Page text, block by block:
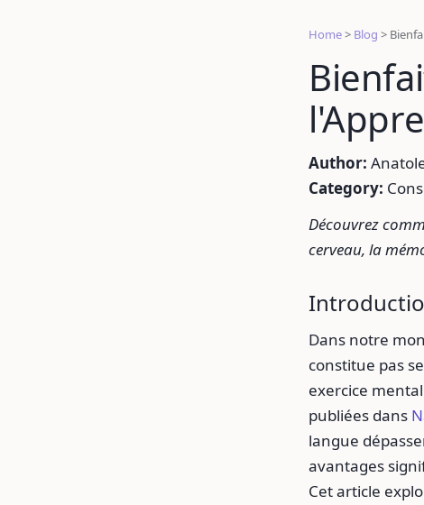
Home> Blog >
Author:
Category:
Découvrez
cerveau, la
Dans notre
constitue pas
exercice
publiées dans
langue
avantages
Cet article